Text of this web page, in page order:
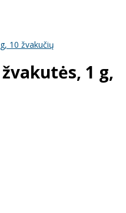
10 žvakučių
1 g,